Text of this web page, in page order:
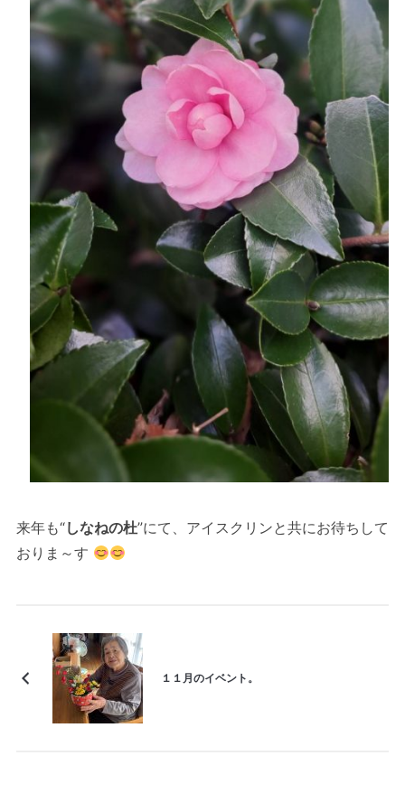
来年も“しなねの杜”にて、アイスクリンと共にお待ちして
おりま～す
１１月のイベント。